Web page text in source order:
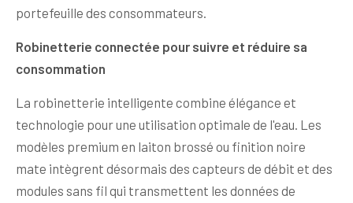
portefeuille des consommateurs.
Robinetterie connectée pour suivre et réduire sa
consommation
La robinetterie intelligente combine élégance et
technologie pour une utilisation optimale de l'eau. Les
modèles premium en laiton brossé ou finition noire
mate intègrent désormais des capteurs de débit et des
modules sans fil qui transmettent les données de